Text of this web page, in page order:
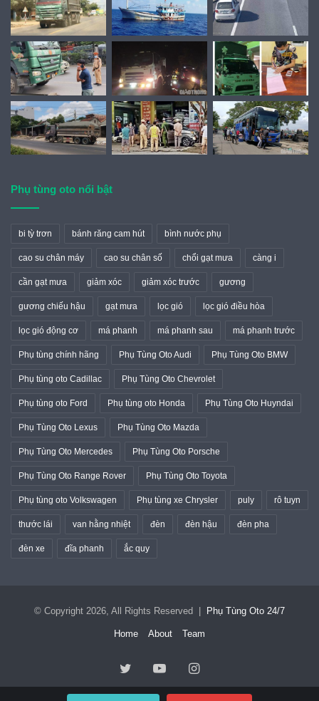
Phụ tùng oto nổi bật
bi tỳ trơn bánh răng cam hút bình nước phụ
cao su chân máy cao su chân số chổi gạt mưa càng i
cần gạt mưa giảm xóc giảm xóc trước gương
gương chiếu hậu gạt mưa lọc gió lọc gió điều hòa
lọc gió động cơ má phanh má phanh sau má phanh trước
Phụ tùng chính hãng Phụ Tùng Oto Audi Phụ Tùng Oto BMW
Phụ tùng oto Cadillac Phụ Tùng Oto Chevrolet
Phụ tùng oto Ford Phụ tùng oto Honda Phụ Tùng Oto Huyndai
Phụ Tùng Oto Lexus Phụ Tùng Oto Mazda
Phụ Tùng Oto Mercedes Phụ Tùng Oto Porsche
Phụ Tùng Oto Range Rover Phụ Tùng Oto Toyota
Phụ tùng oto Volkswagen Phụ tùng xe Chrysler puly rô tuyn
thước lái van hằng nhiệt đèn đèn hậu đèn pha
đèn xe đĩa phanh ắc quy
© Copyright 2026, All Rights Reserved | Phụ Tùng Oto 24/7
Home About Team
TwitterYouTubeInstagram